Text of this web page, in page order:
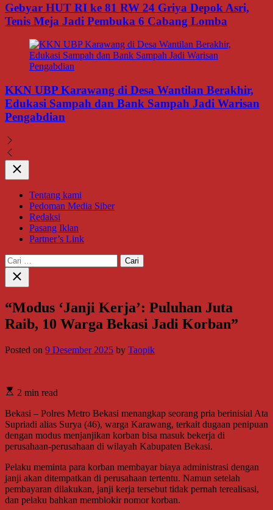
Gebyar HUT RI ke 81 RW 24 Griya Depok Asri,
Tenis Meja Jadi Pembuka 6 Cabang Lomba
KKN UBP Karawang di Desa Wantilan Berakhir,
Edukasi Sampah dan Bank Sampah Jadi Warisan
Pengabdian
Close
Tentang kami
Pedoman Media Siber
Redaksi
Pasang Iklan
Partner’s Link
Cari
untuk:
Close
search
“Modus ‘Janji Kerja’: Puluhan Juta
Raib, 10 Warga Bekasi Jadi Korban”
Posted on 9 Desember 2025 by Taopik
2 min read
Bekasi – Polres Metro Bekasi menangkap seorang pria berinisial Ata
Supriadi alias Surya (46), warga Karawang, terkait dugaan penipuan
dengan modus menjanjikan korban bisa masuk bekerja di
perusahaan-perusahaan di wilayah Kabupaten Bekasi.
Pelaku meminta para korban membayar biaya administrasi dengan
janji akan ditempatkan di perusahaan tertentu. Namun setelah
pembayaran dilakukan, janji kerja tersebut tidak pernah terealisasi,
dan pelaku bahkan memblokir nomor korban.